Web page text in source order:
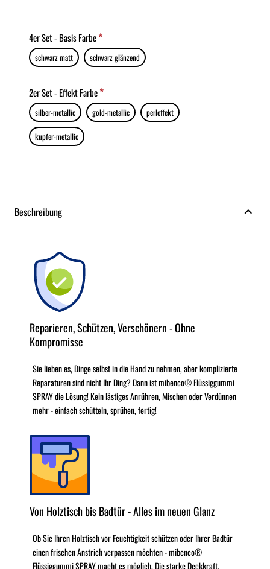
4er Set - Basis Farbe
schwarz matt schwarz glänzend
2er Set - Effekt Farbe
silber-metallic gold-metallic
perleffekt
kupfer-metallic
Beschreibung
Reparieren, Schützen, Verschönern - Ohne
Kompromisse
Sie lieben es, Dinge selbst in die Hand zu nehmen, aber komplizierte
Reparaturen sind nicht Ihr Ding? Dann ist mibenco® Flüssiggummi
SPRAY die Lösung! Kein lästiges Anrühren, Mischen oder Verdünnen
mehr - einfach schütteln, sprühen, fertig!
Von Holztisch bis Badtür - Alles im neuen Glanz
Ob Sie Ihren Holztisch vor Feuchtigkeit schützen oder Ihrer Badtür
einen frischen Anstrich verpassen möchten - mibenco®
Flüssiggummi SPRAY macht es möglich. Die starke Deckkraft,